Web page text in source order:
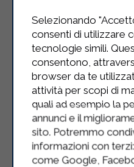
Pollo alle
Selezionando
consenti di utilizzare
tecnologie simili.
consentono,
browser da te
attività per scopi di
quali ad esempio la
annunci e il
sito. Potremmo
informazioni con
come Google,